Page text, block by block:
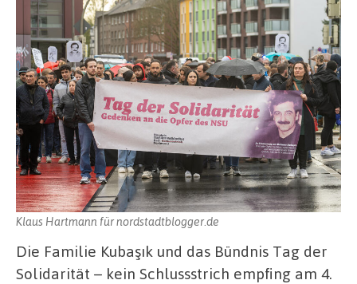
Klaus Hartmann für nordstadtblogger.de
Die Familie Kubaşık und das Bündnis Tag der
Solidarität – kein Schlussstrich empfing am 4.